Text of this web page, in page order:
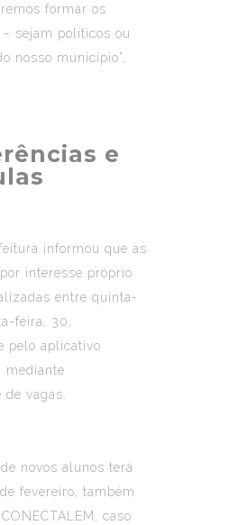
formar os
sejam políticos ou
nosso município”,
e
informou que as
interesse próprio
entre quinta-
feira, 30,
pelo aplicativo
mediante
vagas.
novos alunos terá
fevereiro, também
caso